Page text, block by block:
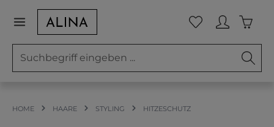
Zum Hauptinhalt springen Du hast 0
HOME HAARE STYLING HITZESCHUTZ